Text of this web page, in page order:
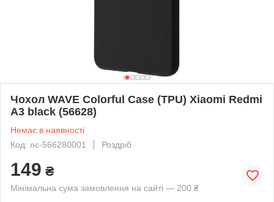
Чохол WAVE Colorful Case (TPU) Xiaomi Redmi
A3 black (56628)
Немає в наявності
Код: nc-566280001
Роздріб
149 ₴
Мінімальна сума замовлення на сайті — 200 ₴